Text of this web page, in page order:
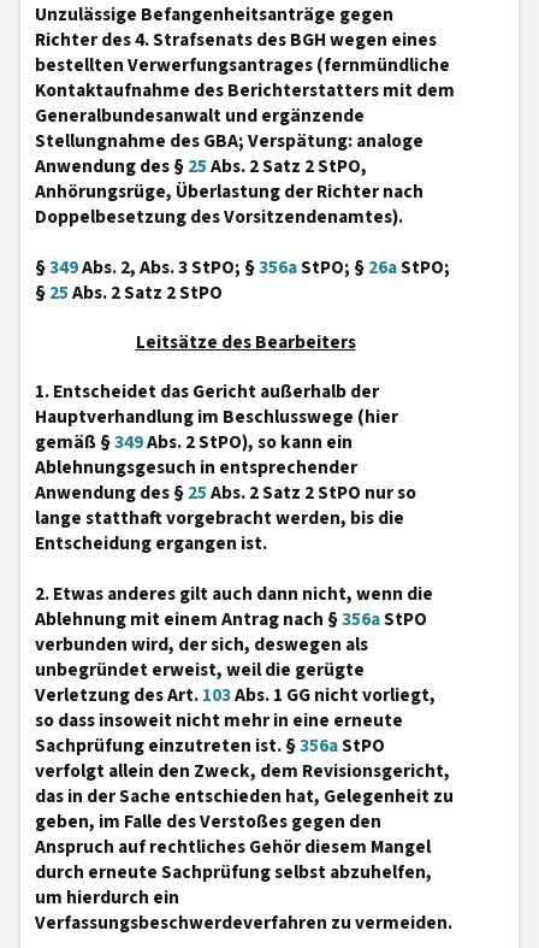
Unzulässige Befangenheitsanträge gegen
Richter des 4. Strafsenats des BGH wegen eines
bestellten Verwerfungsantrages (fernmündliche
Kontaktaufnahme des Berichterstatters mit dem
Generalbundesanwalt und ergänzende
Stellungnahme des GBA; Verspätung: analoge
Anwendung des §25Abs. 2 Satz 2 StPO,
Anhörungsrüge, Überlastung der Richter nach
Doppelbesetzung des Vorsitzendenamtes).
§349Abs. 2, Abs. 3 StPO; §356aStPO; §26aStPO;
§25Abs. 2 Satz 2 StPO
Leitsätze des Bearbeiters
1. Entscheidet das Gericht außerhalb der
Hauptverhandlung im Beschlusswege (hier
gemäß §349Abs. 2 StPO), so kann ein
Ablehnungsgesuch in entsprechender
Anwendung des §25Abs. 2 Satz 2 StPO nur so
lange statthaft vorgebracht werden, bis die
Entscheidung ergangen ist.
2. Etwas anderes gilt auch dann nicht, wenn die
Ablehnung mit einem Antrag nach §356aStPO
verbunden wird, der sich, deswegen als
unbegründet erweist, weil die gerügte
Verletzung des Art.103Abs. 1 GG nicht vorliegt,
so dass insoweit nicht mehr in eine erneute
Sachprüfung einzutreten ist. §356aStPO
verfolgt allein den Zweck, dem Revisionsgericht,
das in der Sache entschieden hat, Gelegenheit zu
geben, im Falle des Verstoßes gegen den
Anspruch auf rechtliches Gehör diesem Mangel
durch erneute Sachprüfung selbst abzuhelfen,
um hierdurch ein
Verfassungsbeschwerdeverfahren zu vermeiden.